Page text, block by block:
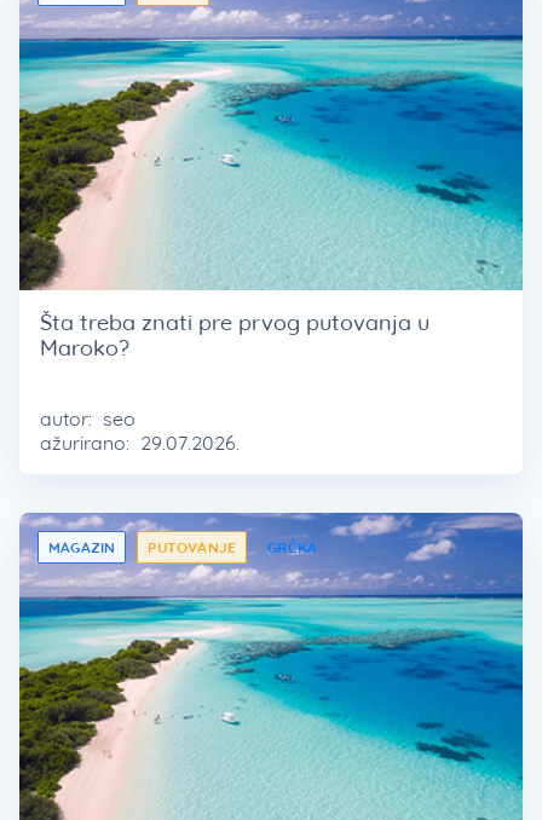
Šta treba znati pre prvog putovanja u
Maroko?
autor: seo
ažurirano: 29.07.2026.
MAGAZIN PUTOVANJE GRČKA